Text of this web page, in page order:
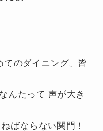
のダイニング、皆
なんたって 声が大き
ばならない関門！